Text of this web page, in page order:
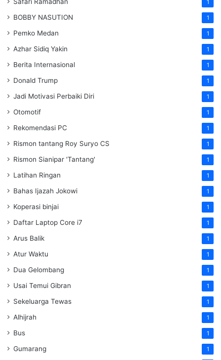
Safari Ramadhan 1
BOBBY NASUTION 1
Pemko Medan 1
Azhar Sidiq Yakin 1
Berita Internasional 1
Donald Trump 1
Jadi Motivasi Perbaiki Diri 1
Otomotif 1
Rekomendasi PC 1
Rismon tantang Roy Suryo CS 1
Rismon Sianipar 'Tantang' 1
Latihan Ringan 1
Bahas Ijazah Jokowi 1
Koperasi binjai 1
Daftar Laptop Core i7 1
Arus Balik 1
Atur Waktu 1
Dua Gelombang 1
Usai Temui Gibran 1
Sekeluarga Tewas 1
Alhijrah 1
Bus 1
Gumarang 1